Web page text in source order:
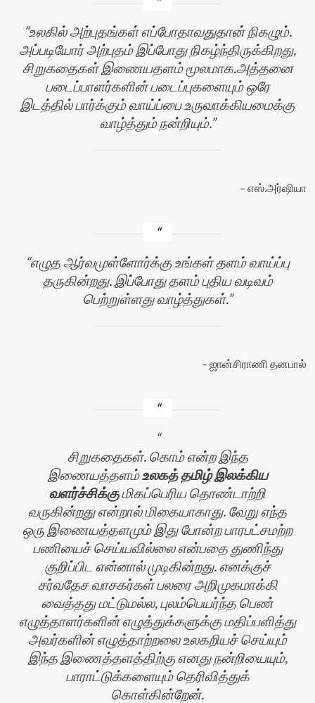
உலகில் அற்புதங்கள் எப்போதாவதுதான் நிகழும்.
அப்படியோர் அற்புதம் இப்போது நிகழ்ந்திருக்கிறது,
சிறுகதைகள் இணையதளம் மூலமாக.அத்தனை
படைப்பாளர்களின் படைப்புகளையும் ஒரே
இடத்தில் பார்க்கும் வாய்ப்பை உருவாக்கியமைக்கு
வாழ்த்தும் நன்றியும்.
எஸ்.அர்ஷியா
எழுத ஆர்வமுள்ளோர்க்கு உங்கள் தளம் வாய்ப்பு
தருகின்றது. இப்போது தளம் புதிய வடிவம்
பெற்றுள்ளது வாழ்த்துகள்.
ஜான்சிராணி தனபால்
சிறுகதைகள். கொம் என்ற இந்த
இணையத்தளம்உலகத் தமிழ் இலக்கிய
வளர்ச்சிக்குமிகப்பெரிய தொண்டாற்றி
வருகின்றது என்றால் மிகையாகாது. வேறு எந்த
ஒரு இணையத்தளமும் இது போன்ற பாரபட்சமற்ற
பணியைச் செய்யவில்லை என்பதை துணிந்து
குறிப்பிட என்னால் முடிகின்றது. எனக்குச்
சர்வதேச வாசகர்கள் பலரை அறிமுகமாக்கி
வைத்தது மட்டுமல்ல, புலம்பெயர்ந்த பெண்
எழுத்தாளர்களின் எழுத்துக்களுக்கு மதிப்பளித்து
அவர்களின் எழுத்தாற்றலை உலகறியச் செய்யும்
இந்த இணைத்தளத்திற்கு எனது நன்றியையும்,
பாராட்டுக்களையும் தெரிவித்துக்
கொள்கின்றேன்.